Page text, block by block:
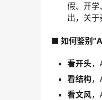
假、开学
出，关于
■ 如何鉴别
看开头，
看结构
看文风